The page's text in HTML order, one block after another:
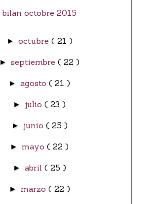
bilan octobre 2015
► octubre ( 21 )
► septiembre ( 22 )
► agosto ( 21 )
► julio ( 23 )
► junio ( 25 )
► mayo ( 22 )
► abril ( 25 )
► marzo ( 22 )